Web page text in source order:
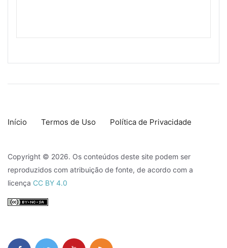
Início Termos de Uso Política de Privacidade
Copyright © 2026. Os conteúdos deste site podem ser
reproduzidos com atribuição de fonte, de acordo com a
licença CC BY 4.0